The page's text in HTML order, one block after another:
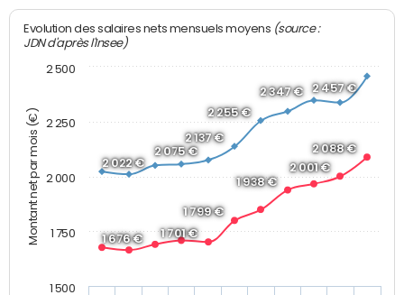
Montant net par mois (€)
Evolution des salaires nets mensuels moyens (source :
JDN d'après l'Insee)
1 676 € 1 701 €
1 799 €
1 938 €
2 001 €
2 088 €
2 022 €
2 075 €
2 137 €
2 255 €
2 347 € 2 457 €
1 500
1 750
2 000
2 250
2 500